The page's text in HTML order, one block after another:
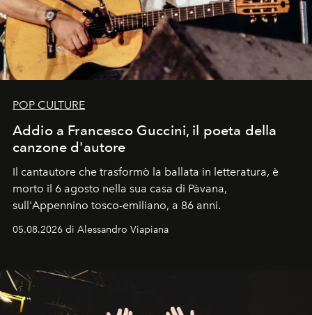
POP CULTURE
Addio a Francesco Guccini, il poeta della
canzone d'autore
Il cantautore che trasformò la ballata in letteratura, è
morto il 6 agosto nella sua casa di Pàvana,
sull'Appennino tosco-emiliano, a 86 anni.
05.08.2026 di Alessandro Viapiana